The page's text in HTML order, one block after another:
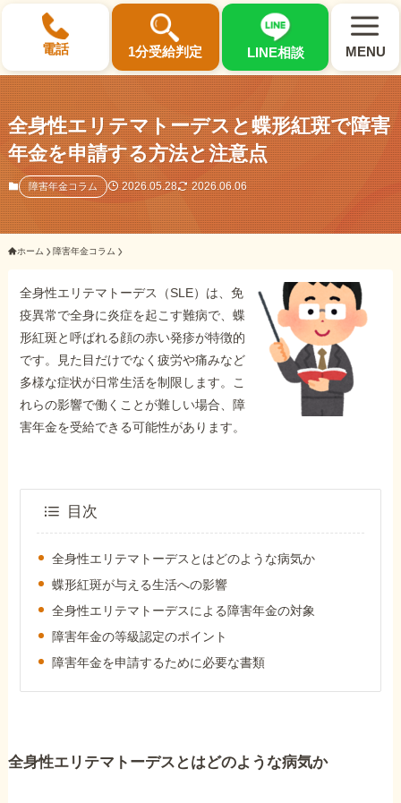
電話 1分受給判定 LINE相談 MENU
×
選ばれる3つの理由
初回相談料0円・受給後報酬型
サポート料金について
県内 No.1 の豊富な知識と経験
ご相談事例をみる
外出困難でもOK
非対面で申請できる
ホーム
障害年金の基礎知識
障害年金の金額
受給事例
Q&A・相談事例
全身性エリテマトーデスと蝶形紅斑で障害
年金を申請する方法と注意点
障害年金コラム 2026.05.28 2026.06.06
ホーム 障害年金コラム
全身性エリテマトーデス（SLE）は、免
疫異常で全身に炎症を起こす難病で、蝶
形紅斑と呼ばれる顔の赤い発疹が特徴的
です。見た目だけでなく疲労や痛みなど
多様な症状が日常生活を制限します。こ
れらの影響で働くことが難しい場合、障
害年金を受給できる可能性があります。
目次
全身性エリテマトーデスとはどのような病気か
蝶形紅斑が与える生活への影響
全身性エリテマトーデスによる障害年金の対象
障害年金の等級認定のポイント
障害年金を申請するために必要な書類
全身性エリテマトーデスとはどのような病気か